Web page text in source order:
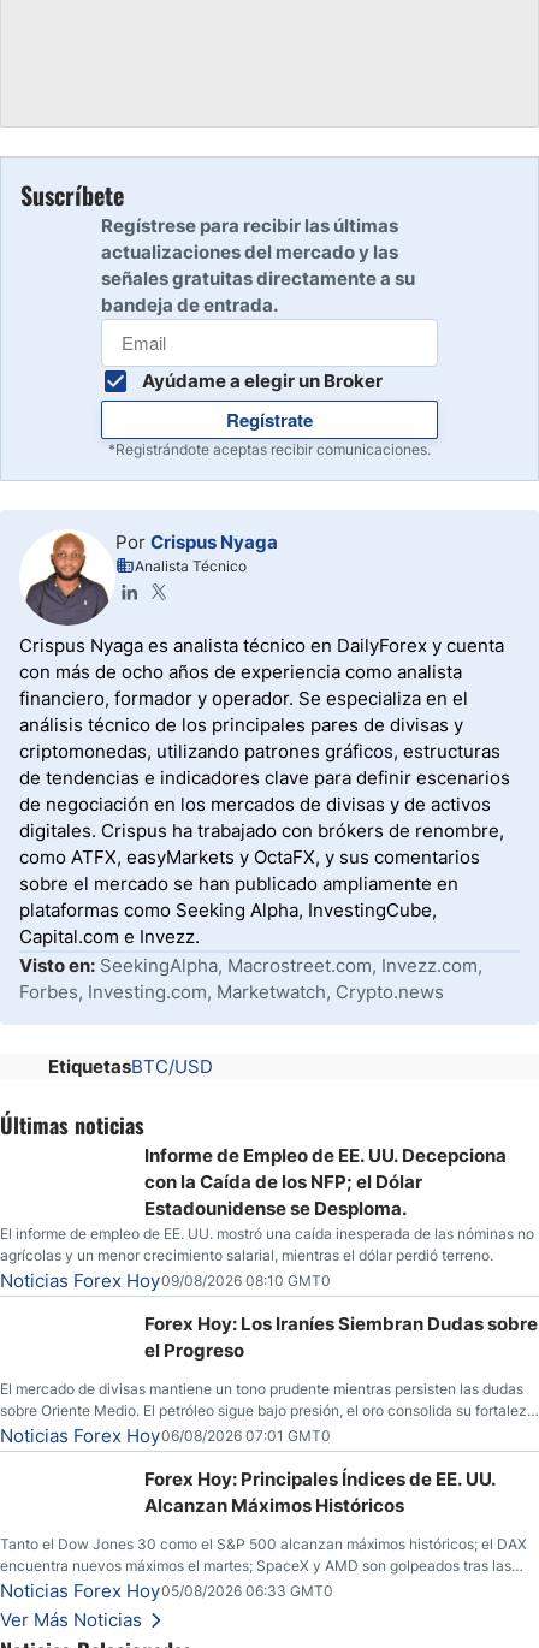
Suscríbete
Regístrese para recibir las últimas
actualizaciones del mercado y las
señales gratuitas directamente a su
bandeja de entrada.
Ayúdame a elegir un Broker
Regístrate
*Registrándote aceptas recibir comunicaciones.
Por Crispus Nyaga
Analista Técnico
Crispus Nyaga es analista técnico en DailyForex y cuenta
con más de ocho años de experiencia como analista
financiero, formador y operador. Se especializa en el
análisis técnico de los principales pares de divisas y
criptomonedas, utilizando patrones gráficos, estructuras
de tendencias e indicadores clave para definir escenarios
de negociación en los mercados de divisas y de activos
digitales. Crispus ha trabajado con brókers de renombre,
como ATFX, easyMarkets y OctaFX, y sus comentarios
sobre el mercado se han publicado ampliamente en
plataformas como Seeking Alpha, InvestingCube,
Capital.com e Invezz.
Visto en: SeekingAlpha, Macrostreet.com, Invezz.com,
Forbes, Investing.com, Marketwatch, Crypto.news
EtiquetasBTC/USD
Últimas noticias
Informe de Empleo de EE. UU. Decepciona
con la Caída de los NFP; el Dólar
Estadounidense se Desploma.
El informe de empleo de EE. UU. mostró una caída inesperada de las nóminas no
agrícolas y un menor crecimiento salarial, mientras el dólar perdió terreno.
Noticias Forex Hoy09/08/2026 08:10 GMT0
Forex Hoy: Los Iraníes Siembran Dudas sobre
el Progreso
El mercado de divisas mantiene un tono prudente mientras persisten las dudas
sobre Oriente Medio. El petróleo sigue bajo presión, el oro consolida su fortaleza
y los operadores esperan nuevas referencias económicas desde Estados
Unidos.
Noticias Forex Hoy06/08/2026 07:01 GMT0
Forex Hoy: Principales Índices de EE. UU.
Alcanzan Máximos Históricos
Tanto el Dow Jones 30 como el S&P 500 alcanzan máximos históricos; el DAX
encuentra nuevos máximos el martes; SpaceX y AMD son golpeados tras las
llamadas de ganancias; el petróleo crudo cae por debajo de los $80 con nuevas
esperanzas; el dólar estadounidense continúa intentando estabilizarse frente al
yen; el peso mexicano ve un repunte a medida que las tasas caen en EE. UU.
Noticias Forex Hoy05/08/2026 06:33 GMT0
Ver Más Noticias